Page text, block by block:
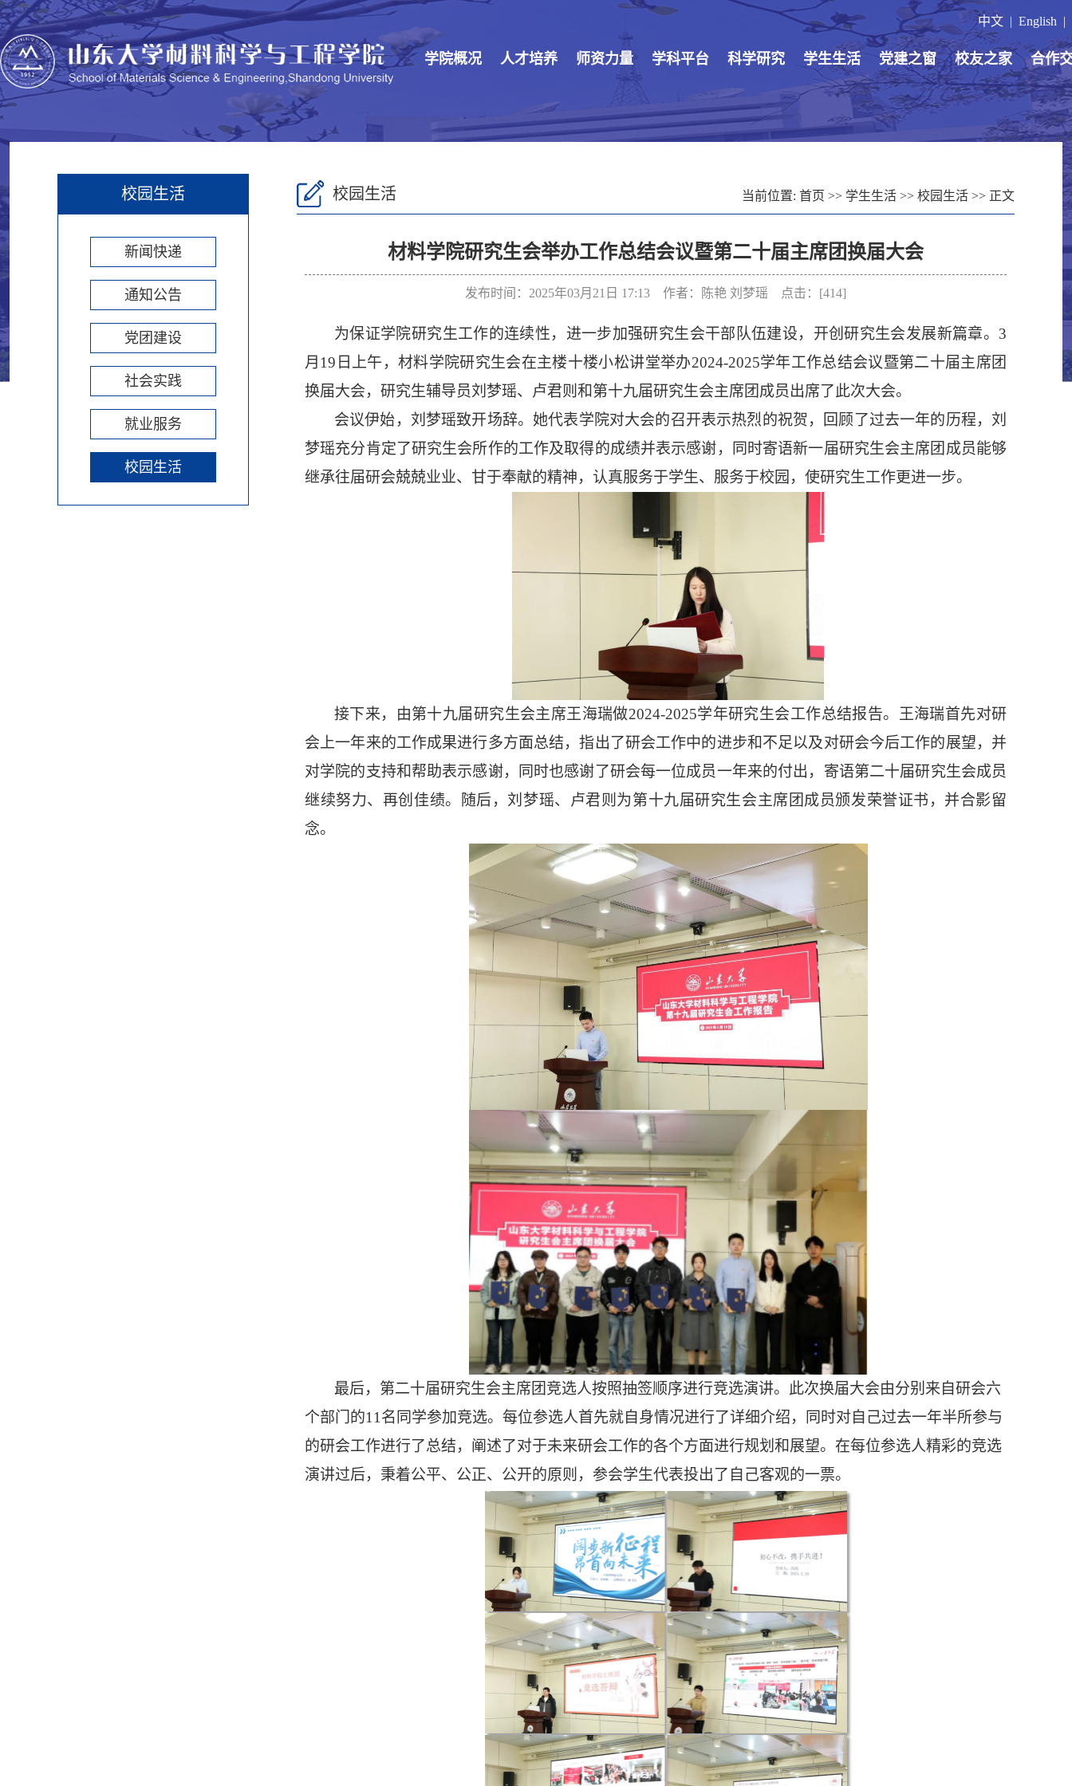
中文 | English |
学院概况 人才培养 师资力量 学科平台 科学研究 学生生活 党建之窗 校友之家 合作
校园生活
新闻快递
通知公告
党团建设
社会实践
就业服务
校园生活
校园生活 当前位置: 首页 >> 学生生活 >> 校园生活 >> 正文
材料学院研究生会举办工作总结会议暨第二十届主席团换届大会
发布时间：2025年03月21日 17:13 作者：陈艳 刘梦瑶 点击：[414]
为保证学院研究生工作的连续性，进一步加强研究生会干部队伍建设，开创研究生会发展新篇章。 3
月 19 日上午，材料学院研究生会在主楼十楼小松讲堂举办2024-2025学年工作总结会议暨第二十届主席团
换届大会，研究生辅导员刘梦瑶、卢君则和第十九届研究生会主席团成员出席了此次大会。
会议伊始， 刘梦瑶致开场辞。 她代表学院对大会的召开表示热烈的祝贺，回顾了过去一年的历程， 刘
梦瑶充分肯定了研究生会所作的工作及取得的成绩并表示感谢，同时寄语新一届研究生会主席团成员能够
继承往届研会兢兢业业、甘于奉献的精神，认真服务于学生、服务于校园，使研究生工作更进一步。
接下来，由第十九届研究生会主席王海瑞做2024-2025学年研究生会工作总结报告。王海瑞首先对研
会上一年来的工作成果进行多方面总结，指出了研会工作中的进步和不足以及对研会今后工作的展望，并
对学院的支持和帮助表示感谢，同时也感谢了研会每一位成员一年来的付出 ，寄语第二十届研究生会成员
继续努力、 再创佳绩。 随后 ， 刘梦瑶、卢君则为第十九届研究生会主席团成员颁发荣誉证书，并合影留
念。
最后，第二十届研究生会主席团竞选人按照抽签顺序进行竞选演讲。此次换届大会由分别来自研会六
个部门的11 名同学参加竞选。每位参选人首先就自身情况进行了详细介绍，同时对自己过去一年半所参与
的研会工作进行了总结，阐述了对于未来研会工作的各个方面进行规划和展望。在每位参选人精彩的竞选
演讲过后，秉着公平、公正、公开的原则，参会学生代表投出了自己客观的一票。